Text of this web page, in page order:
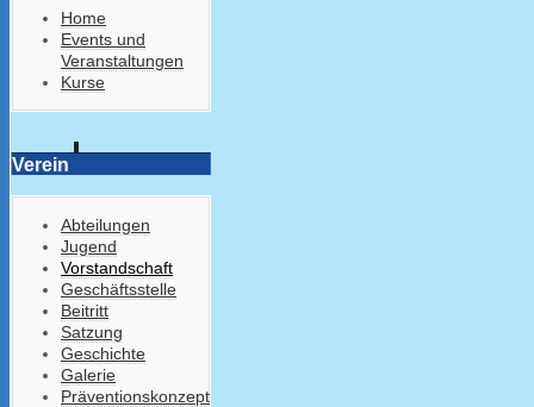
Home
Events und
Veranstaltungen
Kurse
Verein
Abteilungen
Jugend
Vorstandschaft
Geschäftsstelle
Beitritt
Satzung
Geschichte
Galerie
Präventionskonzept